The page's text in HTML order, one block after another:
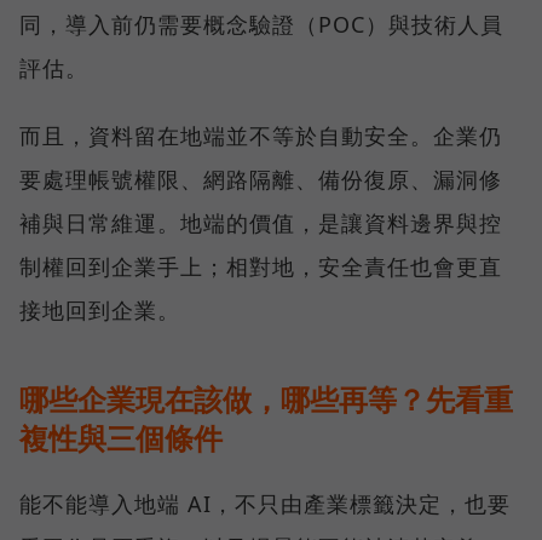
同，導入前仍需要概念驗證（POC）與技術人員
評估。
而且，資料留在地端並不等於自動安全。企業仍
要處理帳號權限、網路隔離、備份復原、漏洞修
補與日常維運。地端的價值，是讓資料邊界與控
制權回到企業手上；相對地，安全責任也會更直
接地回到企業。
哪些企業現在該做，哪些再等？先看重
複性與三個條件
能不能導入地端 AI，不只由產業標籤決定，也要